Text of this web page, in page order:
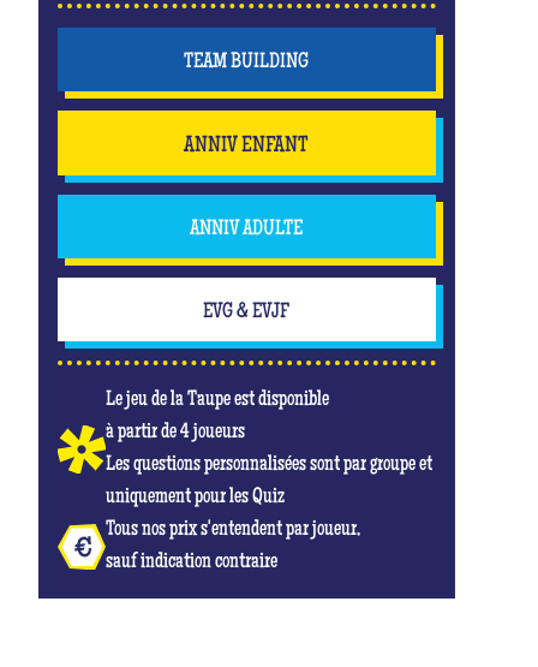
TEAM BUILDING
ANNIV ENFANT
ANNIV ADULTE
EVG & EVJF
Le jeu de la Taupe est disponible
à partir de 4 joueurs
Les questions personnalisées sont par groupe et
uniquement pour les Quiz
Tous nos prix s'entendent par joueur,
sauf indication contraire